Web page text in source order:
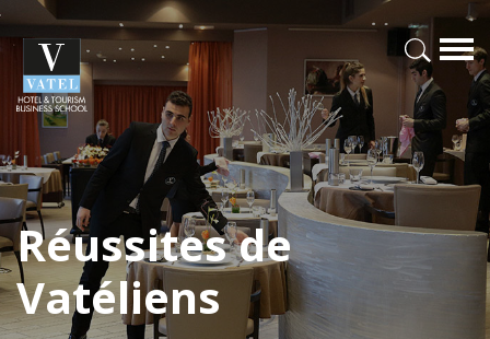
Réussites de
Vatéliens